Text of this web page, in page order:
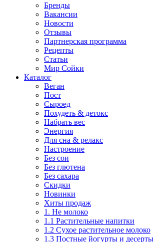
Бренды
Вакансии
Новости
Отзывы
Партнерская программа
Рецепты
Статьи
Мир Сойки
Каталог
Веган
Пост
Сыроед
Похудеть & детокс
Набрать вес
Энергия
Для сна & релакс
Настроение
Без сои
Без глютена
Без сахара
Скидки
Новинки
Хиты продаж
1. Не молоко
1.1 Растительные напитки
1.2 Сухое растительное молоко
1.3 Постные йогурты и десерты